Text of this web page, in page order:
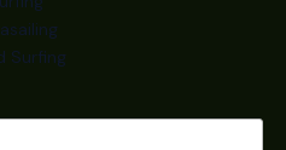
Surfing